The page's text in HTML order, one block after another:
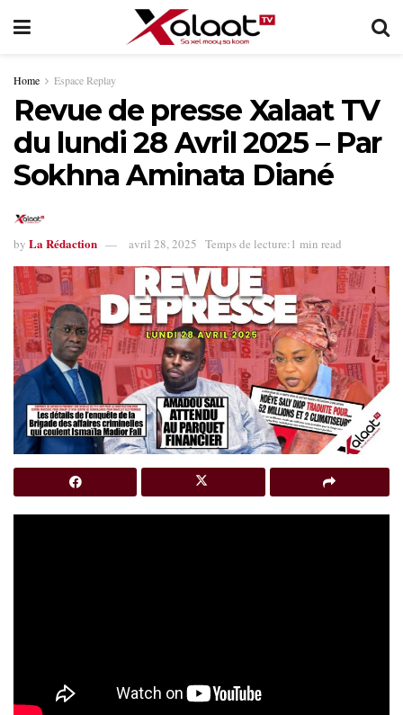
Home Espace Replay
Revue de presse Xalaat TV
du lundi 28 Avril 2025 – Par
Sokhna Aminata Diané
by La Rédaction avril 28, 2025 Temps de lecture:1 min read